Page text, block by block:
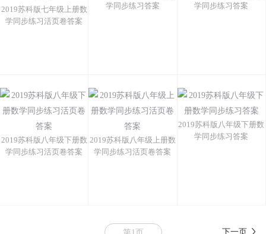
2019苏科版七年级上册数
学同步练习活页卷答案
学同步练习答案
学同步练习答案
2019苏科版八年级下册数
学同步练习活页卷答案
2019苏科版八年级上册数
学同步练习活页卷答案
2019苏科版八年级下册数
学同步练习答案
下一页